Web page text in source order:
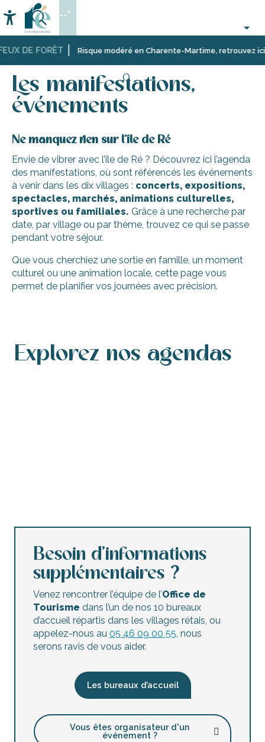
au
contenu
principal
DE FORÊT Risque modéré en Charente-Martime, retrouvez ici
Accessibilité
Recherche
--°
Accueil
Activités,
cours
et
découverte
Les manifestations, événements
Les manifestations,
événements
Ne manquez rien sur l’île de Ré
Envie de vibrer avec l’île de Ré ? Découvrez ici l’agenda
des manifestations, où sont référencés les événements
à venir dans les dix villages : concerts, expositions,
spectacles, marchés, animations culturelles,
sportives ou familiales. Grâce à une recherche par
date, par village ou par thème, trouvez ce qui se passe
pendant votre séjour.
Que vous cherchiez une sortie en famille, un moment
culturel ou une animation locale, cette page vous
permet de planifier vos journées avec précision.
Explorez nos agendas
Besoin d’informations
supplémentaires ?
Venez rencontrer l’équipe de l’Office de
Tourisme dans l’un de nos 10 bureaux
d’accueil répartis dans les villages rétais, ou
appelez-nous au 05 46 09 00 55, nous
serons ravis de vous aider.
Les bureaux d’accueil
Vous êtes organisateur d'un
événement ?